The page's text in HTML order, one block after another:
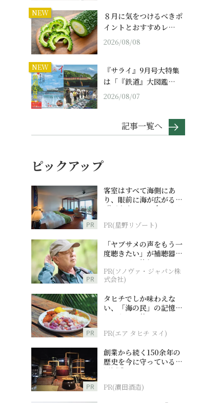
NEW
８月に気をつけるべきポ
イントとおすすめレ…
2026/08/08
NEW
『サライ』9月号大特集
は「『鉄道』大図鑑…
2026/08/07
記事一覧へ
ピックアップ
PR
客室はすべて海側にあ
り、眼前に海が広がる
『西表島ホテル by 星野
PR(星野リゾート)
PR
「ヤブサメの声をもう一
度聴きたい」が補聴器チ
ャレンジの後押しに
PR(ソノヴァ・ジャパン株
式会社)
PR
タヒチでしか味わえな
い、「海の民」の記憶へ
とつながる旅
PR(エア タヒチ ヌイ)
PR
創業から続く150余年の
歴史を今に守っている濵
田酒造
PR(濵田酒造)